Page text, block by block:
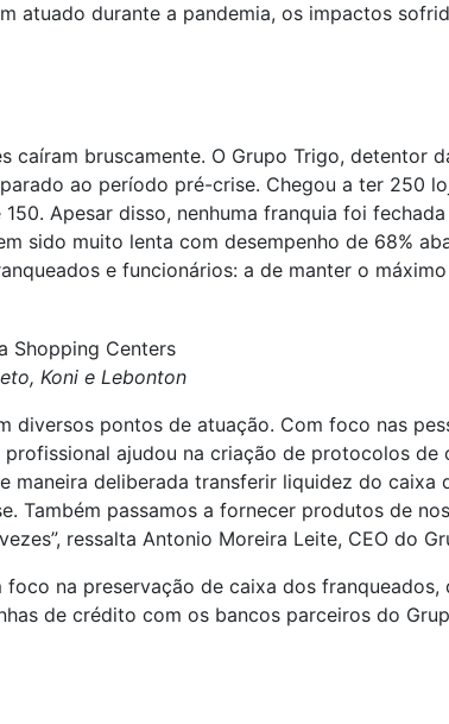
atuado durante a pandemia, os impactos
bruscamente. O Grupo Trigo, detentor
ao período pré-crise. Chegou a ter 250
Apesar disso, nenhuma franquia foi
sido muito lenta com desempenho de 68%
e funcionários: a de manter o
Koni e Lebonton
diversos pontos de atuação. Com foco nas
ajudou na criação de protocolos de
maneira deliberada transferir liquidez do caixa
Também passamos a fornecer produtos de
ressalta Antonio Moreira Leite, CEO do
na preservação de caixa dos
de crédito com os bancos parceiros do